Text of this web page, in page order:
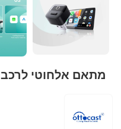
מתאם אלחוטי לרכב Ottocast mini pico